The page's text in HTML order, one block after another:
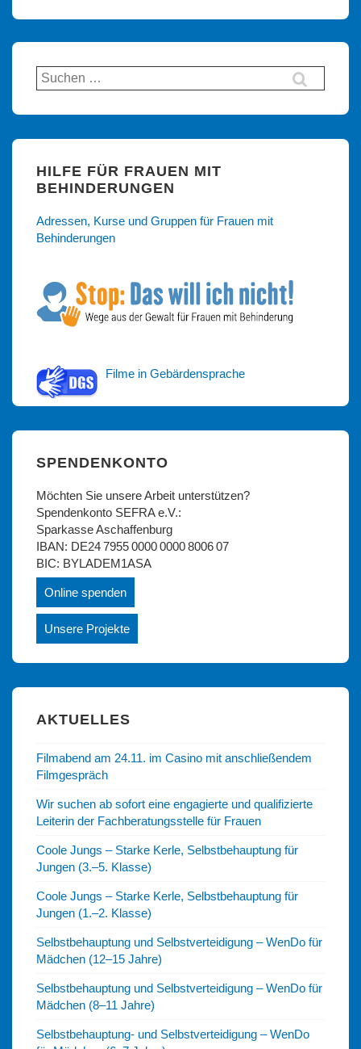
Suchen
nach:
HILFE FÜR FRAUEN MIT
BEHINDERUNGEN
Adressen, Kurse und Gruppen für Frauen mit
Behinderungen
Filme in Gebärdensprache
SPENDENKONTO
Möchten Sie unsere Arbeit unterstützen?
Spendenkonto SEFRA e.V.:
Sparkasse Aschaffenburg
IBAN: DE24 7955 0000 0000 8006 07
BIC: BYLADEM1ASA
Online spenden
Unsere Projekte
AKTUELLES
Filmabend am 24.11. im Casino mit anschließendem
Filmgespräch
Wir suchen ab sofort eine engagierte und qualifizierte
Leiterin der Fachberatungsstelle für Frauen
Coole Jungs – Starke Kerle, Selbstbehauptung für
Jungen (3.–5. Klasse)
Coole Jungs – Starke Kerle, Selbstbehauptung für
Jungen (1.–2. Klasse)
Selbstbehauptung und Selbstverteidigung – WenDo für
Mädchen (12–15 Jahre)
Selbstbehauptung und Selbstverteidigung – WenDo für
Mädchen (8–11 Jahre)
Selbstbehauptung- und Selbstverteidigung – WenDo